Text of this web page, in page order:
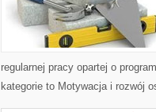
regularnej pracy opartej o
kategorie to Motywacja i rozwój